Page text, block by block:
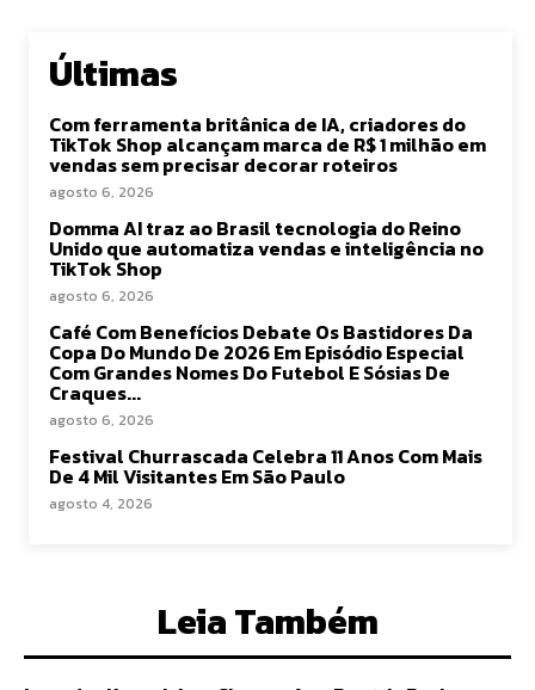
Últimas
Com ferramenta britânica de IA, criadores do
TikTok Shop alcançam marca de R$ 1 milhão em
vendas sem precisar decorar roteiros
agosto 6, 2026
Domma AI traz ao Brasil tecnologia do Reino
Unido que automatiza vendas e inteligência no
TikTok Shop
agosto 6, 2026
Café Com Benefícios Debate Os Bastidores Da
Copa Do Mundo De 2026 Em Episódio Especial
Com Grandes Nomes Do Futebol E Sósias De
Craques...
agosto 6, 2026
Festival Churrascada Celebra 11 Anos Com Mais
De 4 Mil Visitantes Em São Paulo
agosto 4, 2026
Leia Também